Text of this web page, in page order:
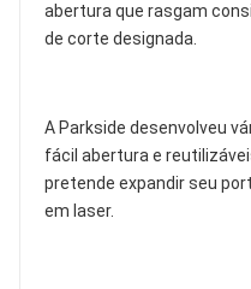
abertura que rasgam
de corte designada.
A Parkside desenvolveu
fácil abertura e
pretende expandir seu
em laser.